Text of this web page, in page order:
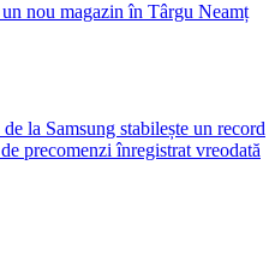
nou magazin în Târgu Neamț
la Samsung stabilește un record
precomenzi înregistrat vreodată